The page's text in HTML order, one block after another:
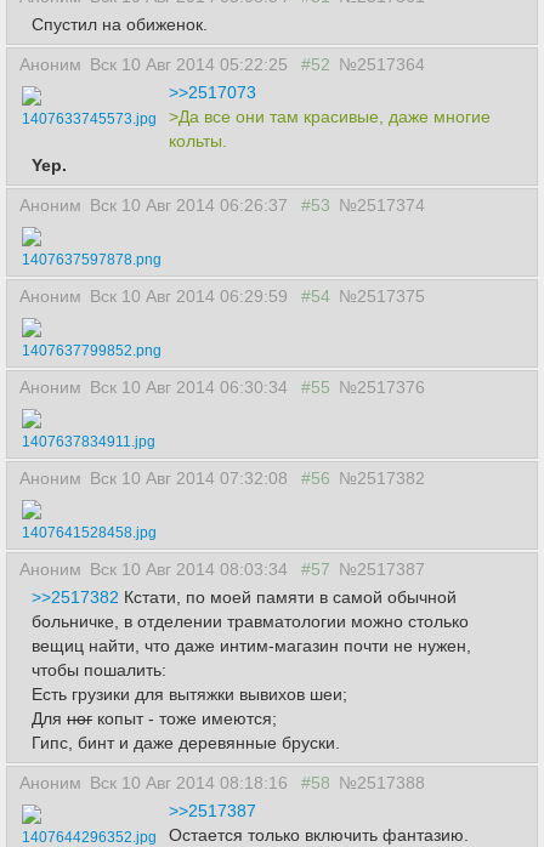
Спустил на обиженок.
Аноним Вск 10 Авг 2014 05:22:25 #52 №2517364
1407633745573.jpg
>>2517073
>Да все они там красивые, даже многие
кольты.
Yep.
Аноним Вск 10 Авг 2014 06:26:37 #53 №2517374
1407637597878.png
Аноним Вск 10 Авг 2014 06:29:59 #54 №2517375
1407637799852.png
Аноним Вск 10 Авг 2014 06:30:34 #55 №2517376
1407637834911.jpg
Аноним Вск 10 Авг 2014 07:32:08 #56 №2517382
1407641528458.jpg
Аноним Вск 10 Авг 2014 08:03:34 #57 №2517387
>>2517382 Кстати, по моей памяти в самой обычной
больничке, в отделении травматологии можно столько
вещиц найти, что даже интим-магазин почти не нужен,
чтобы пошалить:
Есть грузики для вытяжки вывихов шеи;
Для ног копыт - тоже имеются;
Гипс, бинт и даже деревянные бруски.
Аноним Вск 10 Авг 2014 08:18:16 #58 №2517388
1407644296352.jpg
>>2517387
Остается только включить фантазию.